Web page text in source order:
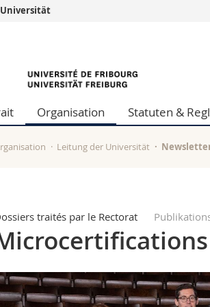
Campus
Theologische
Philosophische
Fak. für
Math.-Nat. und
Universität
Organisation Statuten &
Leitung der Universität
traités par le Rectorat